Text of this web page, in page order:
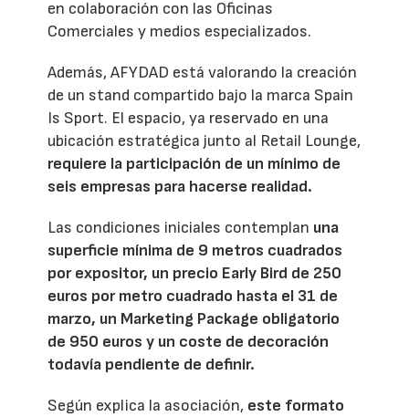
en colaboración con las Oficinas
Comerciales y medios especializados.
Además, AFYDAD está valorando la creación
de un stand compartido bajo la marca Spain
Is Sport. El espacio, ya reservado en una
ubicación estratégica junto al Retail Lounge,
requiere la participación de un mínimo de
seis empresas para hacerse realidad.
Las condiciones iniciales contemplan una
superficie mínima de 9 metros cuadrados
por expositor, un precio Early Bird de 250
euros por metro cuadrado hasta el 31 de
marzo, un Marketing Package obligatorio
de 950 euros y un coste de decoración
todavía pendiente de definir.
Según explica la asociación, este formato